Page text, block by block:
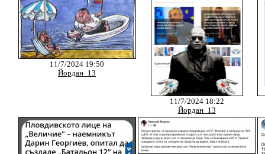
11/7/2024 19:50
Йордан_13
11/7/2024 18:22
Йордан_13